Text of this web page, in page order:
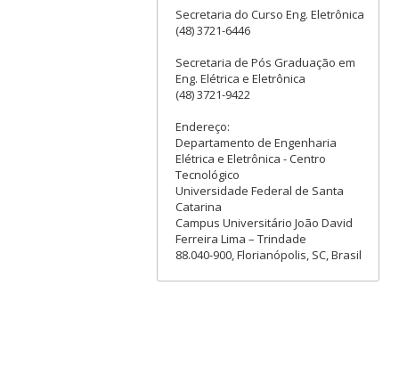
Secretaria do Curso Eng. Eletrônica
(48) 3721-6446
Secretaria de Pós Graduação em
Eng. Elétrica e Eletrônica
(48) 3721-9422
Endereço:
Departamento de Engenharia
Elétrica e Eletrônica - Centro
Tecnológico
Universidade Federal de Santa
Catarina
Campus Universitário João David
Ferreira Lima – Trindade
88.040-900, Florianópolis, SC, Brasil